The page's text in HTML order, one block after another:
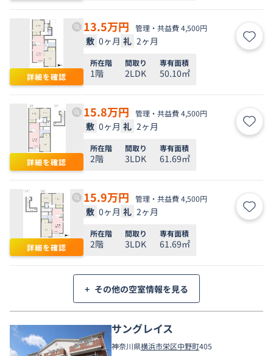
詳細を確認
13.5万円 管理・共益費 4,500円
敷 0ヶ月 礼 2ヶ月 お気
所在階
1階
間取り
2LDK
専有面積
50.10㎡
詳細を確認
15.8万円 管理・共益費 4,500円
敷 0ヶ月 礼 2ヶ月 お気
所在階
2階
間取り
3LDK
専有面積
61.69㎡
詳細を確認
15.9万円 管理・共益費 4,500円
敷 0ヶ月 礼 2ヶ月 お気
所在階
2階
間取り
3LDK
専有面積
61.69㎡
+ その他の空室情報を見る
サングレイス
神奈川県横浜市栄区中野町405